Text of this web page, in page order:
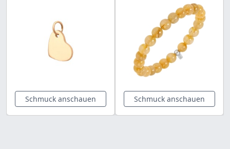
Schmuck anschauen Schmuck anschauen